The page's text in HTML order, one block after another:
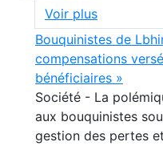
Voir plus
Bouquinistes de
compensations
bénéficiaires »
Société - La
aux bouquinistes
gestion des pertes